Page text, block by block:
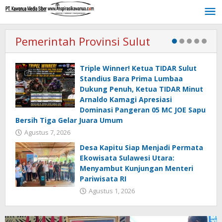
Lewati
konten
Pemerintah Provinsi Sulut
Triple Winner! Ketua TIDAR Sulut
Standius Bara Prima Lumbaa
Dukung Penuh, Ketua TIDAR Minut
Arnaldo Kamagi Apresiasi
Dominasi Pangeran 05 MC JOE Sapu
Bersih Tiga Gelar Juara Umum
Agustus 7, 2026
Desa Kapitu Siap Menjadi Permata
Ekowisata Sulawesi Utara:
Menyambut Kunjungan Menteri
Pariwisata RI
Agustus 1, 2026